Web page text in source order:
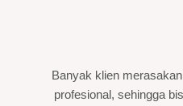
Banyak klien
profesional, sehingga